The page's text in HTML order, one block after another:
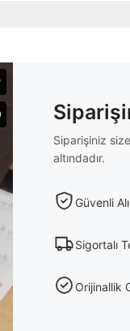
Siparişiniz
altındadır.
Güvenli
Sigortalı
Orijinallik